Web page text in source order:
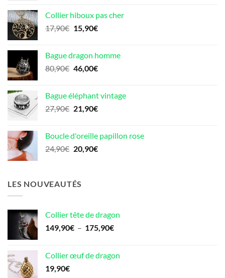
était :
18,90€.
est :
16,90€.
Collier hiboux pas cher
17,90€ Le
était :
17,90€.
15,90€Le
est :
15,90€.
Bague dragon homme
80,90€ Le
était :
80,90€.
46,00€Le
est :
46,00€.
Bague éléphant vintage
27,90€ Le
était :
27,90€.
21,90€Le
est :
21,90€.
Boucle d'oreille papillon rose
24,90€ Le
était :
24,90€.
20,90€Le
LES NOUVEAUTÉS
Collier tête de dragon
149,90€ – 175,90€Plage
149,90€
Collier œuf de dragon
19,90€